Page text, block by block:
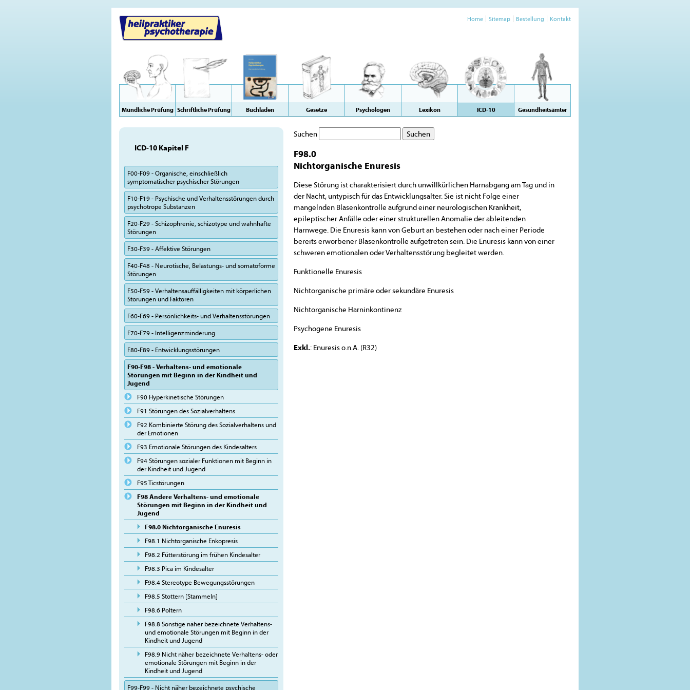
Home Sitemap Bestellung Kontakt
Mündliche Prüfung Schriftliche Prüfung Buchladen Gesetze Psychologen Lexikon ICD-10 Gesundheitsämter
ICD-10 Kapitel F
F00-F09 - Organische, einschließlich
symptomatischer psychischer Störungen
F10-F19 - Psychische und Verhaltensstörungen durch
psychotrope Substanzen
F20-F29 - Schizophrenie, schizotype und wahnhafte
Störungen
F30-F39 - Affektive Störungen
F40-F48 - Neurotische, Belastungs- und somatoforme
Störungen
F50-F59 - Verhaltensauffälligkeiten mit körperlichen
Störungen und Faktoren
F60-F69 - Persönlichkeits- und Verhaltensstörungen
F70-F79 - Intelligenzminderung
F80-F89 - Entwicklungsstörungen
F90-F98 - Verhaltens- und emotionale
Störungen mit Beginn in der Kindheit und
Jugend
F90 Hyperkinetische Störungen
F91 Störungen des Sozialverhaltens
F92 Kombinierte Störung des Sozialverhaltens und
der Emotionen
F93 Emotionale Störungen des Kindesalters
F94 Störungen sozialer Funktionen mit Beginn in
der Kindheit und Jugend
F95 Ticstörungen
F98 Andere Verhaltens- und emotionale
Störungen mit Beginn in der Kindheit und
Jugend
F98.0 Nichtorganische Enuresis
F98.1 Nichtorganische Enkopresis
F98.2 Fütterstörung im frühen Kindesalter
F98.3 Pica im Kindesalter
F98.4 Stereotype Bewegungsstörungen
F98.5 Stottern [Stammeln]
F98.6 Poltern
F98.8 Sonstige näher bezeichnete Verhaltens-
und emotionale Störungen mit Beginn in der
Kindheit und Jugend
F98.9 Nicht näher bezeichnete Verhaltens- oder
emotionale Störungen mit Beginn in der
Kindheit und Jugend
F99-F99 - Nicht näher bezeichnete psychische
Suchen
F98.0
Nichtorganische Enuresis
Diese Störung ist charakterisiert durch unwillkürlichen Harnabgang am Tag und in
der Nacht, untypisch für das Entwicklungsalter. Sie ist nicht Folge einer
mangelnden Blasenkontrolle aufgrund einer neurologischen Krankheit,
epileptischer Anfälle oder einer strukturellen Anomalie der ableitenden
Harnwege. Die Enuresis kann von Geburt an bestehen oder nach einer Periode
bereits erworbener Blasenkontrolle aufgetreten sein. Die Enuresis kann von einer
schweren emotionalen oder Verhaltensstörung begleitet werden.
Funktionelle Enuresis
Nichtorganische primäre oder sekundäre Enuresis
Nichtorganische Harninkontinenz
Psychogene Enuresis
Exkl.: Enuresis o.n.A. (R32)